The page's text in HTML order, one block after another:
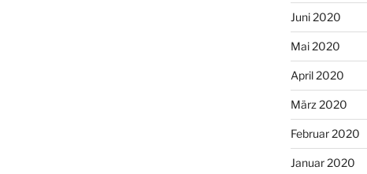
Juni 2020
Mai 2020
April 2020
März 2020
Februar 2020
Januar 2020